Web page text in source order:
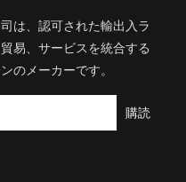
は、認可された輸出入ラ
易、サービスを統合する
のメーカーです。
購読